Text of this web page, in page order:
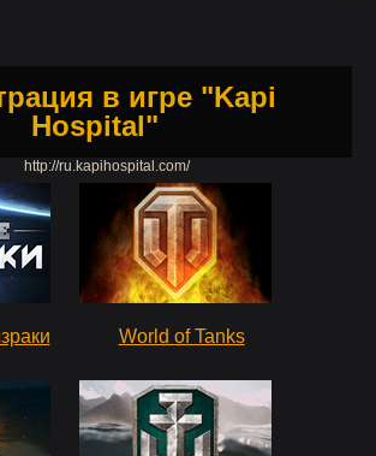
в игре "Kapi
Hospital"
http://ru.kapihospital.com/
World of Tanks